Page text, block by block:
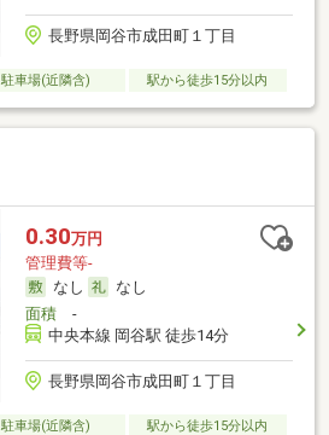
長野県岡谷市成田町１丁目
駐車場(近隣含) 駅から徒歩15分以内
0.30万円
管理費等-
なし
なし
面積-
中央本線 岡谷駅 徒歩14分
長野県岡谷市成田町１丁目
駐車場(近隣含) 駅から徒歩15分以内